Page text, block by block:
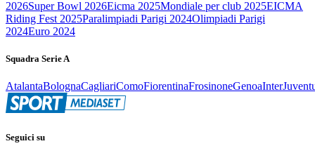
2026Super Bowl 2026Eicma 2025Mondiale per club 2025EICMA
Riding Fest 2025Paralimpiadi Parigi 2024Olimpiadi Parigi
2024Euro 2024
Squadra Serie A
AtalantaBolognaCagliariComoFiorentinaFrosinoneGenoaInter
Seguici su